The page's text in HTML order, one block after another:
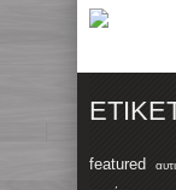
featured